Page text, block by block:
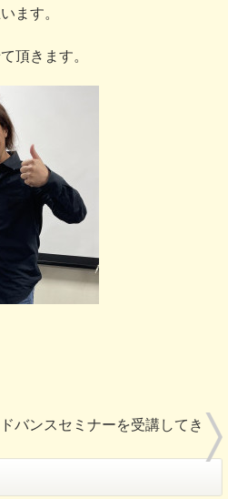
ます。
頂きます。
バンスセミナーを受講してき